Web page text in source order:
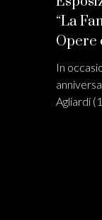
“La
Opere
In
Agliardi